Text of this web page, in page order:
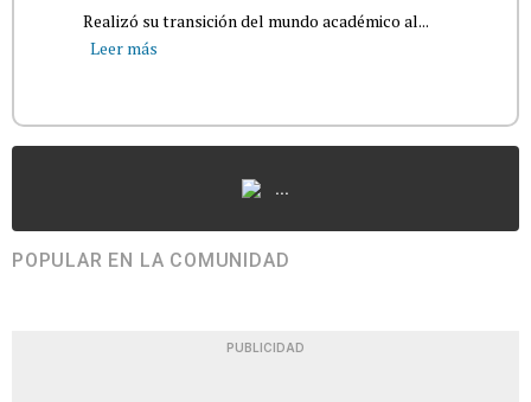
Realizó su transición del mundo académico al...
Leer más
...
POPULAR EN LA COMUNIDAD
PUBLICIDAD